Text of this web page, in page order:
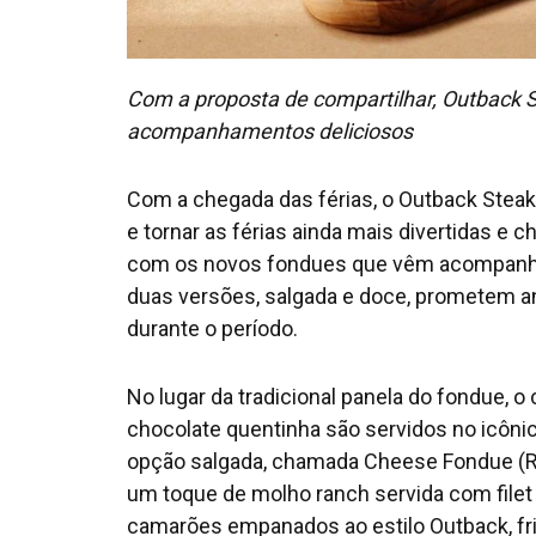
Com a proposta de compartilhar,
acompanhamentos deliciosos
Com a chegada das férias, o Outback
e tornar as férias ainda mais divertidas e
com os novos fondues que vêm
duas versões, salgada e doce, prometem
durante o período.
No lugar da tradicional panela do fondue,
chocolate quentinha são servidos no
opção salgada, chamada Cheese
um toque de molho ranch servida com
camarões empanados ao estilo Outback,